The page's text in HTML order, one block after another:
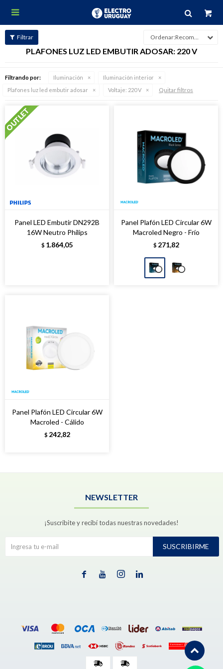

Recomendados
PLAFONES LUZ LED EMBUTIR ADOSAR: 220 V
Filtrando por: Iluminación
Iluminación interior
Plafones luz led embutir adosar
Voltaje: 220 V Quitar filtros
Panel LED Embutir DN292B
16W Neutro Philips
$ 1.864,05
Panel Plafón LED Circular 6W
Macroled Negro - Frío
$ 271,82
Panel Plafón LED Circular 6W
Macroled - Cálido
$ 242,82
NEWSLETTER
¡Suscribite y recibí todas nuestras novedades!
SUSCRIBIRME
   